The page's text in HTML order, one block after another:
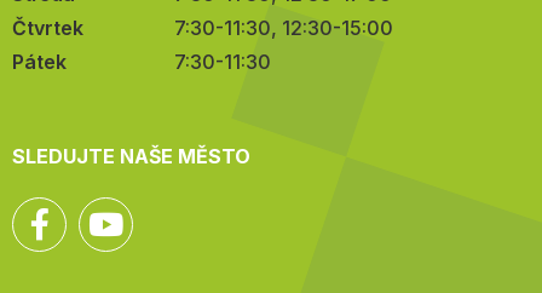
Čtvrtek
7:30-11:30, 12:30-15:00
Pátek
7:30-11:30
SLEDUJTE NAŠE MĚSTO
Facebook